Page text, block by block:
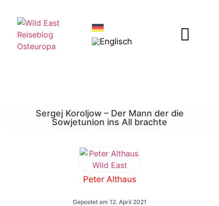
Sergej Koroljow – Der Mann der die
Sowjetunion ins All brachte
Peter Althaus
Gepostet am 12. April 2021